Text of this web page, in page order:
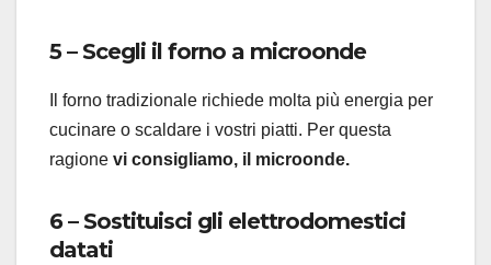
5 – Scegli il forno a microonde
Il forno tradizionale richiede molta più energia per
cucinare o scaldare i vostri piatti. Per questa
ragione vi consigliamo, il microonde.
6 – Sostituisci gli elettrodomestici
datati